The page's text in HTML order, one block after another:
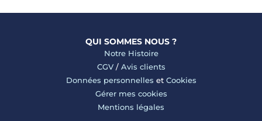
QUI SOMMES NOUS ?
Notre Histoire
CGV/ Avis clients
Données personnelles et Cookies
Gérer mes cookies
Mentions légales